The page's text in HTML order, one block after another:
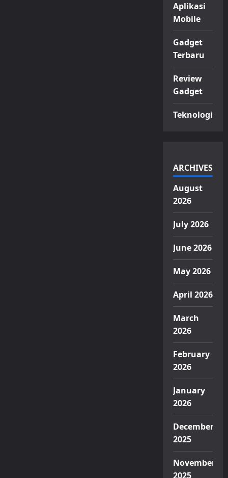
Aplikasi
Mobile
Gadget
Terbaru
Review
Gadget
Teknologi
ARCHIVES
August
2026
July 2026
June 2026
May 2026
April 2026
March
2026
February
2026
January
2026
December
2025
November
2025